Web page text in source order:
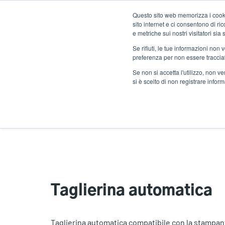
Questo sito web memorizza i
sito internet e ci consentono di
e metriche sui nostri visitatori sia
Se rifiuti, le tue informazioni non
preferenza per non essere
Se non si accetta l'utilizzo, non
si è scelto di non registrare
Prodotti
Taglierina automatica
Taglierina automatica compatibile con la